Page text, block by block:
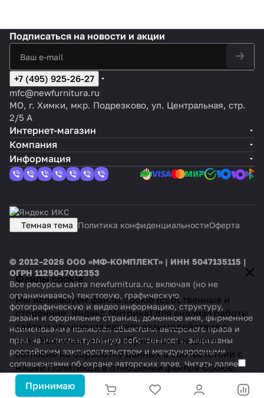
Файлы cookie
Мы используем файлы cookie (собственные и
сторонние: Яндекс.Метрика) для анализа работы
сайта и улучшения вашего взаимодействия с
ним. Нажимая кнопку «Принять», вы даете
согласие на обработку данных в соответствии с
нашейПолитикой в отношении файлов Cookie..
Принимаю
Подписаться на новости и акции
+7 (495) 925-26-27
mfc@newfurnitura.ru
МО, г. Химки, мкр. Подрезково, ул. Центральная, стр.
2/5 А
Интернет-магазин
Компания
Информация
Темная тема Политика конфиденциальностиОферта
© 2012–2026 ООО «МФ-КОМПЛЕКТ» | ИНН 5047135115 |
ОГРН 1125047012353
Все ресурсы сайта newfurnitura.ru, включая (но не
ограничиваясь) текстовую, графическую,
фотографическую и видео информацию, структуру,
дизайн и оформление страниц, доменное имя, фирменное
наименование являются объектами авторского права и
прав на интеллектуальную собственность, защищены
российским законодательством и международными
соглашениями об охране авторских прав. Читать далее